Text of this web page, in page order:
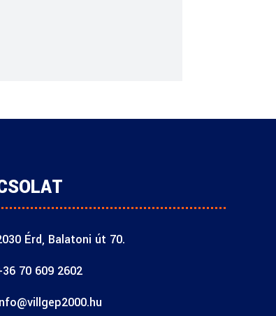
Érd, Balatoni út 70.
70 609 2602